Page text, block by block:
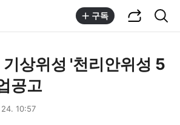
구독
상위성 '천리안위성 5
공고
10:57